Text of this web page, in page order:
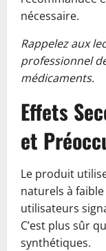
nécessaire.
Rappelez aux
professionnel
médicaments.
Effets
et
Le produit
naturels à
utilisateurs
C’est plus sûr
synthétiques.